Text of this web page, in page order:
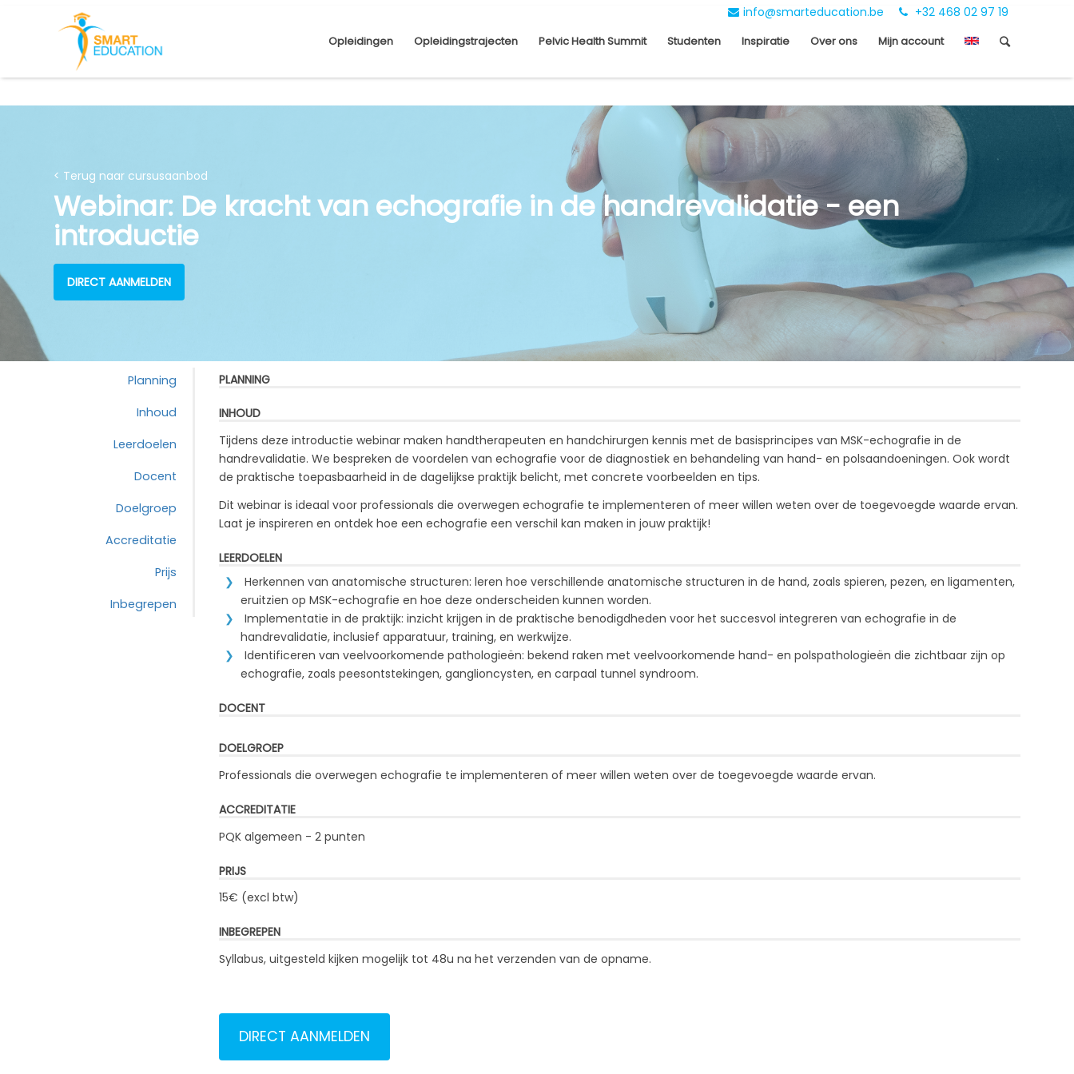
info@smarteducation.be +32 468 02 97 19
Opleidingen Opleidingstrajecten Pelvic Health Summit Studenten Inspiratie Over ons Mijn account
< Terug naar cursusaanbod
Webinar: De kracht van echografie in de handrevalidatie - een
introductie
DIRECT AANMELDEN
Planning
Inhoud
Leerdoelen
Docent
Doelgroep
Accreditatie
Prijs
Inbegrepen
PLANNING
INHOUD
Tijdens deze introductie webinar maken handtherapeuten en handchirurgen kennis met de basisprincipes van MSK-echografie in de
handrevalidatie. We bespreken de voordelen van echografie voor de diagnostiek en behandeling van hand- en polsaandoeningen. Ook wordt
de praktische toepasbaarheid in de dagelijkse praktijk belicht, met concrete voorbeelden en tips.
Dit webinar is ideaal voor professionals die overwegen echografie te implementeren of meer willen weten over de toegevoegde waarde ervan.
Laat je inspireren en ontdek hoe een echografie een verschil kan maken in jouw praktijk!
LEERDOELEN
Herkennen van anatomische structuren: leren hoe verschillende anatomische structuren in de hand, zoals spieren, pezen, en ligamenten,
eruitzien op MSK-echografie en hoe deze onderscheiden kunnen worden.
Implementatie in de praktijk: inzicht krijgen in de praktische benodigdheden voor het succesvol integreren van echografie in de
handrevalidatie, inclusief apparatuur, training, en werkwijze.
Identificeren van veelvoorkomende pathologieën: bekend raken met veelvoorkomende hand- en polspathologieën die zichtbaar zijn op
echografie, zoals peesontstekingen, ganglioncysten, en carpaal tunnel syndroom.
DOCENT
DOELGROEP
Professionals die overwegen echografie te implementeren of meer willen weten over de toegevoegde waarde ervan.
ACCREDITATIE
PQK algemeen - 2 punten
PRIJS
15€ (excl btw)
INBEGREPEN
Syllabus, uitgesteld kijken mogelijk tot 48u na het verzenden van de opname.
DIRECT AANMELDEN